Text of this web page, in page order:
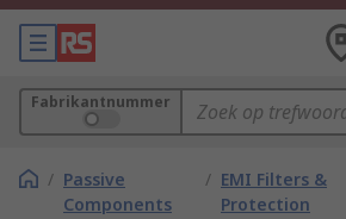
Fabrikantnummer
/ Passive
Components
/ EMI Filters &
Protection